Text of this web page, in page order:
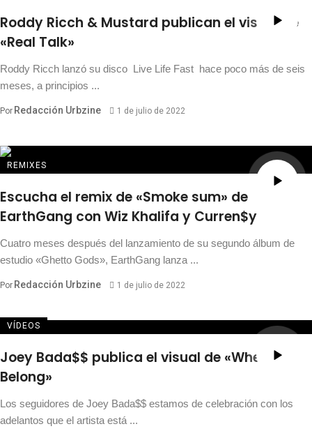
Roddy Ricch & Mustard publican el visual de
«Real Talk»
Roddy Ricch lanzó su disco Live Life Fast hace poco más de seis
meses, a principios ...
Por Redacción Urbzine 1 de julio de 2022
REMIXES
Escucha el remix de «Smoke sum» de
EarthGang con Wiz Khalifa y Curren$y
Cuatro meses después del lanzamiento de su segundo álbum de
estudio «Ghetto Gods», EarthGang lanza ...
Por Redacción Urbzine 1 de julio de 2022
VÍDEOS
Joey Bada$$ publica el visual de «Where I
Belong»
Los seguidores de Joey Bada$$ estamos de celebración con los
adelantos que el artista está ...